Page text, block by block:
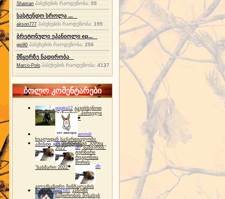
Shaman პასუხების რაოდენობა:55
სასტენდო სროლა ...
akson777 პასუხების რაოდენობა:195
ბრეტონული ეპანიოლი ep...
gio90 პასუხების რაოდენობა:256
მწყერზე ნადირობა
Marco-Polo პასუხების რაოდენობა:4137
ბოლო კომენტარები
gogita12 გავიხსენოთ
"ბაზიერის" პირველი
ტურნირი ❤
amindi
ხვალიდან საქართველოში
ამინდი გაუარესდება
dh სპორტინგი "გურია
2022"
dh "ბაზიერის"
ტურნირი
რეგიონთა
შორის
"ბახმარო 2022"
dh
ალექსანდრე ჩინჩალაძის
მემორიალიgocha1 კანონი
ნადირობის შესახებ